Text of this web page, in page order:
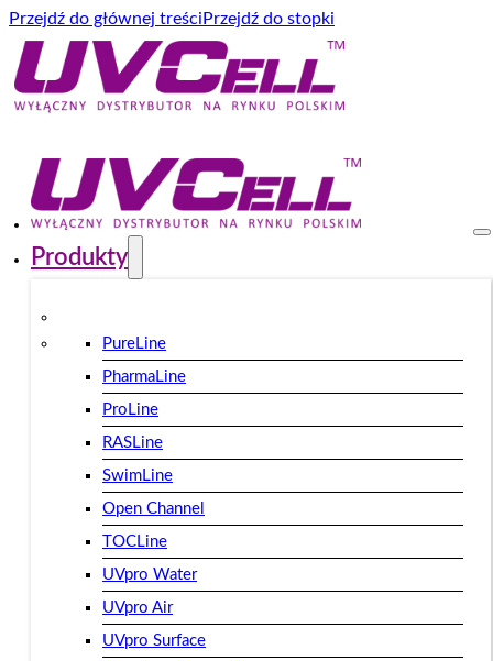
Przejdź do głównej treści Przejdź do stopki
Produkty
PureLine
PharmaLine
ProLine
RASLine
SwimLine
Open Channel
TOCLine
UVpro Water
UVpro Air
UVpro Surface